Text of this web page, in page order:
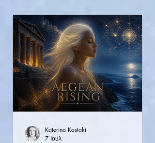
Katerina Kostaki
7 Ιουλ